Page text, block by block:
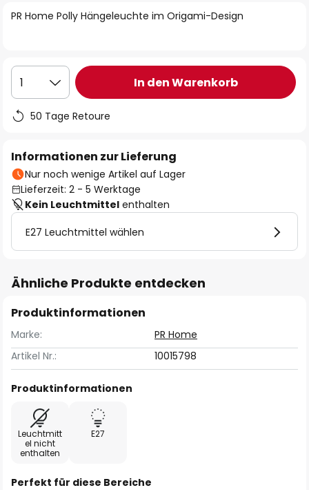
PR Home Polly Hängeleuchte im Origami-Design
1 In den Warenkorb
50 Tage Retoure
Informationen zur Lieferung
Nur noch wenige Artikel auf Lager
Lieferzeit: 2 - 5 Werktage
Kein Leuchtmittel enthalten
E27 Leuchtmittel wählen
Ähnliche Produkte entdecken
Produktinformationen
Marke:
PR Home
Artikel Nr.:
10015798
Produktinformationen
Leuchtmitt
el nicht
enthalten
E27
Perfekt für diese Bereiche